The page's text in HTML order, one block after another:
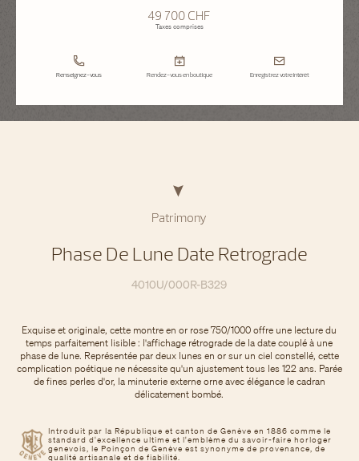
49 700 CHF
Taxes comprises
Renseignez-vous Rendez-vous en boutique Enregistrez votre intérêt
Patrimony
Phase De Lune Date Retrograde
4010U/000R-B329
Introduit par la République et canton de Genève en 1886 comme le
standard d'excellence ultime et l'emblème du savoir-faire horloger
genevois, le Poinçon de Genève est synonyme de provenance, de
qualité artisanale et de fiabilité.
Exquise et originale, cette montre en or rose 750/1000 offre une lecture du
temps parfaitement lisible : l'affichage rétrograde de la date couplé à une
phase de lune. Représentée par deux lunes en or sur un ciel constellé, cette
complication poétique ne nécessite qu'un ajustement tous les 122 ans. Parée
de fines perles d'or, la minuterie externe orne avec élégance le cadran
délicatement bombé.